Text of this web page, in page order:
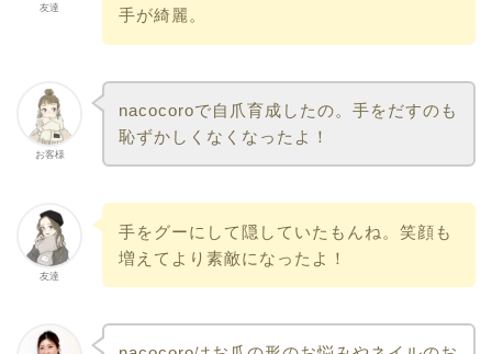
友達
手が綺麗。
お客様
nacocoroで自爪育成したの。手をだすのも
恥ずかしくなくなったよ！
友達
手をグーにして隠していたもんね。笑顔も
増えてより素敵になったよ！